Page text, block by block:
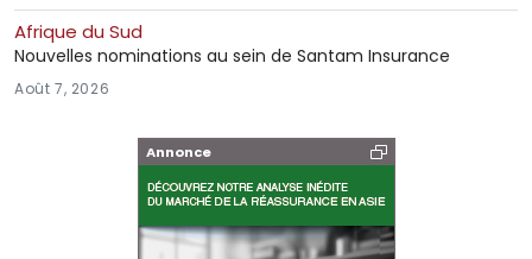
Afrique du Sud
Nouvelles nominations au sein de Santam Insurance
Août 7, 2026
Annonce